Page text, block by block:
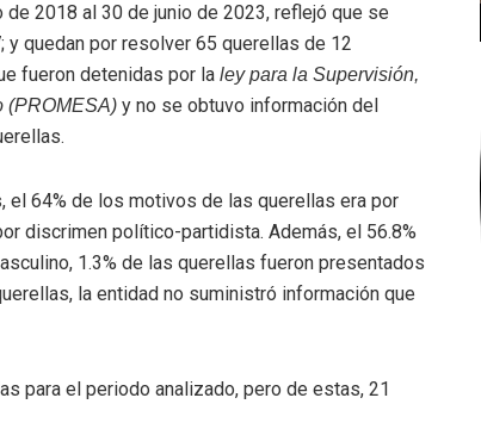
2018 al 30 de junio de 2023, reflejó que se
quedan por resolver 65 querellas de 12
fueron detenidas por la ley para la Supervisión,
(PROMESA) y no se obtuvo información del
el 64% de los motivos de las querellas era por
discrimen político-partidista. Además, el 56.8%
1.3% de las querellas fueron presentados
la entidad no suministró información que
para el periodo analizado, pero de estas, 21